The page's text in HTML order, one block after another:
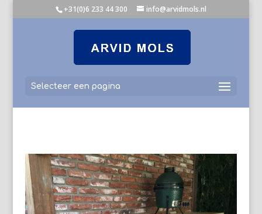
+31(0)6 233 44 300 info@arvidmols.nl
Selecteer een pagina